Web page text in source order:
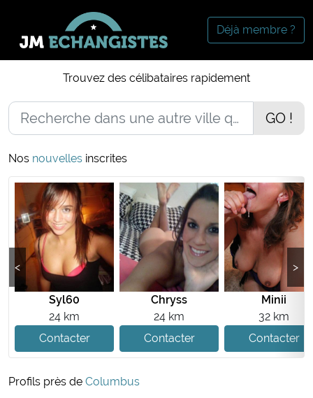
Déjà membre ?
Trouvez des célibataires rapidement
GO !
Nos nouvelles inscrites
< >
Syl60
24 km
Contacter
Chryss
24 km
Contacter
Minii
32 km
Contacter
Profils près de Columbus